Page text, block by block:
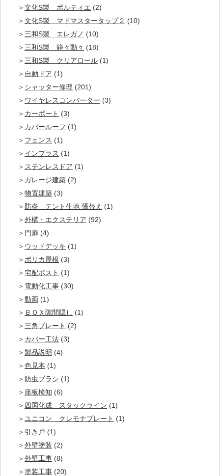
文化S製 ポルティエ (2)
文化S製 マドマスタータップ２ (10)
三和S製 エレガノ (10)
三和S製 静々動々 (18)
三和S製 クリアロール (1)
自動ドア (1)
シャッター修理 (201)
ワイヤレスコンバーター (3)
カーポート (3)
カバールーフ (1)
フェンス (1)
インプラス (1)
ステンレスドア (1)
ガレージ建築 (2)
物置建築 (3)
防炎 テント生地 張替え (1)
外構・エクステリア (92)
門扉 (4)
ウッドデッキ (1)
ポリカ屋根 (3)
宅配ポスト (1)
電動化工事 (30)
動画 (1)
ＢＯＸ隙間隠し (1)
三角プレート (2)
カバー工法 (3)
製品説明 (4)
色見本 (1)
防虫ブラシ (1)
座板検知 (6)
四国化成 スタックライン (1)
ユニコン クレモナプレート (1)
引き戸 (1)
外壁塗装 (2)
外壁工事 (8)
塗装工事 (20)